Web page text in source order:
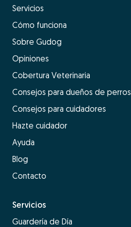
Servicios
Cómo funciona
Sobre Gudog
Opiniones
Cobertura Veterinaria
Consejos para dueños de perros
Consejos para cuidadores
Hazte cuidador
Ayuda
Blog
Contacto
Servicios
Guardería de Día